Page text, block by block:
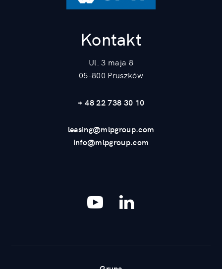
Kontakt
Ul. 3 maja 8
05-800 Pruszków
+ 48 22 738 30 10
leasing@mlpgroup.com
info@mlpgroup.com